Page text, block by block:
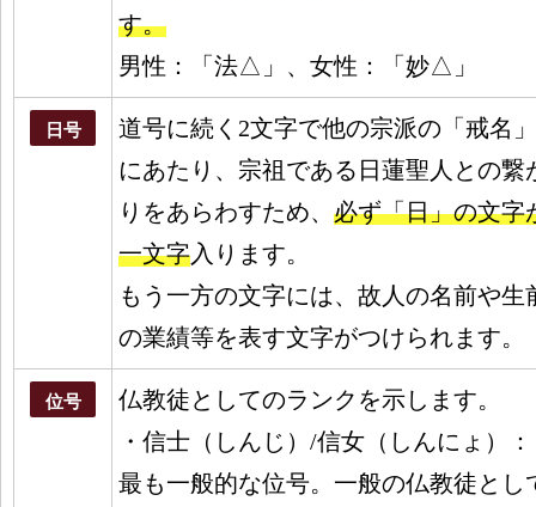
す。
男性：「法△」、女性：「妙△」
日号
道号に続く2文字で他の宗派の「戒名」
にあたり、宗祖である日蓮聖人との繋
りをあらわすため、 必ず「日」の文字
一文字入ります。
もう一方の文字には、故人の名前や生
の業績等を表す文字がつけられます。
位号 仏教徒としてのランク を示します。
・信士（しんじ）/信女（しんにょ）：
最も一般的な位号。一般の仏教徒とし